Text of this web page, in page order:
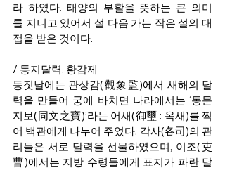
라 하였다. 태양의 부활을 뜻하는 큰 의미
를 지니고 있어서 설 다음 가는 작은 설의 대
접을 받은 것이다.
/ 동지달력, 황감제
동짓날에는 관상감(觀象監)에서 새해의 달
력을 만들어 궁에 바치면 나라에서는 ‘동문
지보(同文之寶)’라는 어새(御璽 : 옥새)를 찍
어 백관에게 나누어 주었다. 각사(各司)의 관
리들은 서로 달력을 선물하였으며, 이조(吏
曹)에서는 지방 수령들에게 표지가 파란 달